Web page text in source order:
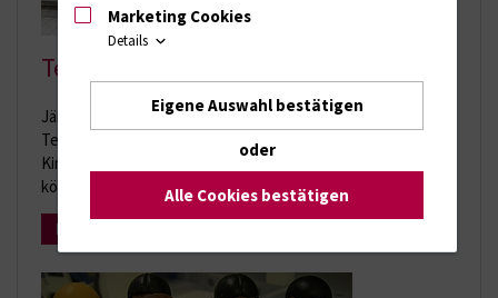
Teddybärkrankenhaus
Jährlich findet in unseren Räumlichkeiten das traditionelle
Teddybärkrankenhaus-Projekt statt, bei dem Hunderte von
Kindern ihre Teddybären zur Behandlung mitbringen
können.
Mehr Infos
Marketing Cookies
Details
Eigene Auswahl bestätigen
oder
Alle Cookies bestätigen